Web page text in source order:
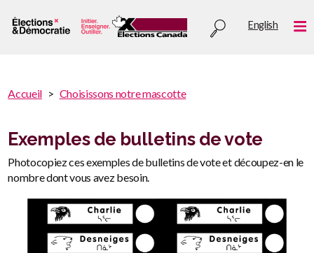
au
Utility
English
are
here
You
Accueil Choisissons notre mascotte
Exemples de bulletins de vote
Photocopiez ces exemples de bulletins de vote et découpez-en le
nombre dont vous avez besoin.